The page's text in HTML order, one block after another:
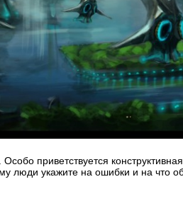
приветствуется
люди укажите на ошибки и на что